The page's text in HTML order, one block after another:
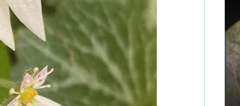
유틸
FFmpeg와 vidstab 으로
영상 흔들림 보정
2026년 05월 03일 hig